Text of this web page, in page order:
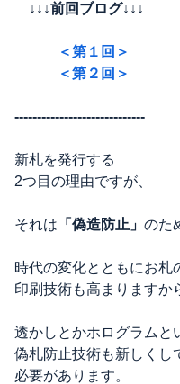
↓↓↓前回ブログ↓↓↓
＜第１回＞
＜第２回＞
-----------------------------
新札を発行する
2つ目の理由ですが、
それは 「偽造防止」 のた
時代の変化とともにお札
印刷技術も高まりますか
透かしとかホログラムと
偽札防止技術も新しくし
必要があります。